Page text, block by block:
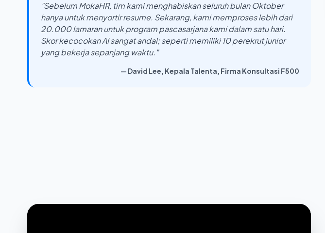
"Sebelum MokaHR, tim kami menghabiskan seluruh bulan Oktober
hanya untuk menyortir resume. Sekarang, kami memproses lebih dari
20.000 lamaran untuk program pascasarjana kami dalam satu hari.
Skor kecocokan AI sangat andal; seperti memiliki 10 perekrut junior
yang bekerja sepanjang waktu."
— David Lee, Kepala Talenta, Firma Konsultasi F500